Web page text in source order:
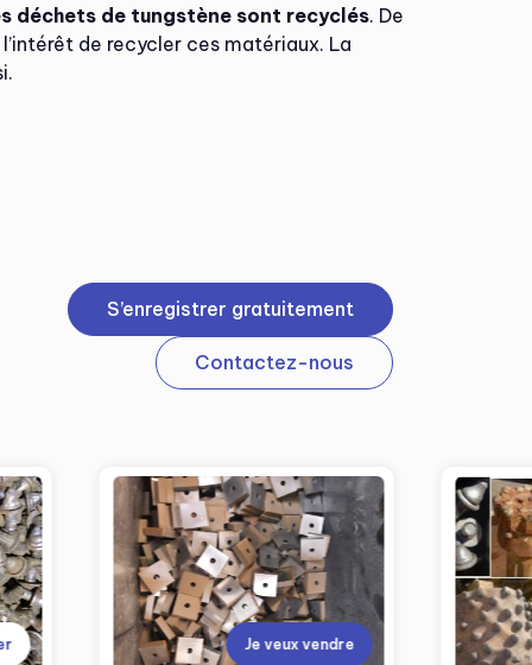
déchets de tungstène sont recyclés. De
de recycler ces matériaux. La
S’enregistrer gratuitement
Contactez-nous
Je veux vendre